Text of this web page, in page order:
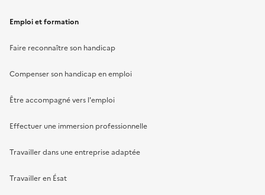
Emploi et formation
Faire reconnaître son handicap
Compenser son handicap en emploi
Être accompagné vers l'emploi
Effectuer une immersion professionnelle
Travailler dans une entreprise adaptée
Travailler en Ésat